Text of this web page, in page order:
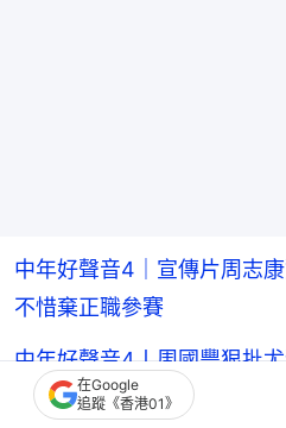
中年好聲音4｜宣傳片周志
不惜棄正職參賽
中年好聲音4丨周國豐狠批
人身攻擊引公憤
在Google
追蹤《香港01》